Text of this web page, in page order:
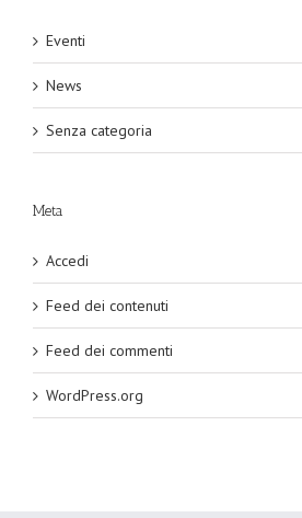
Eventi
News
Senza categoria
Meta
Accedi
Feed dei contenuti
Feed dei commenti
WordPress.org